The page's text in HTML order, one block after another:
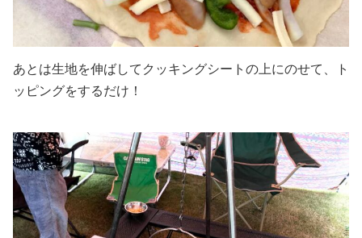
あとは生地を伸ばしてクッキングシートの上にのせて、ト
ッピングをするだけ！